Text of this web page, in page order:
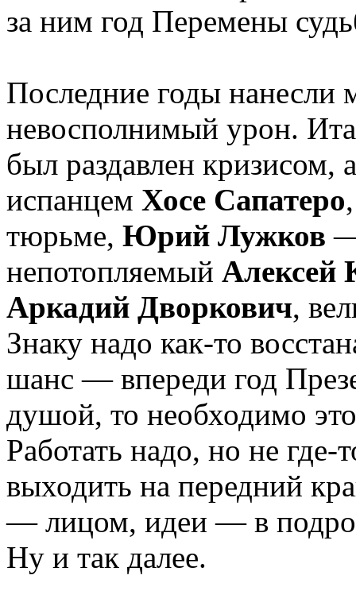
за ним год Перемены
Последние годы
невосполнимый урон.
был раздавлен кризисом,
испанцем Хосе Сапатеро
тюрьме, Юрий Лужков —
непотопляемый Алексей
Аркадий Дворкович,
Знаку надо как-то
шанс — впереди год
душой, то необходимо
Работать надо, но не
выходить на передний
— лицом, идеи — в
Ну и так далее.